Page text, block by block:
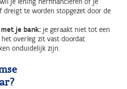
dreigt te worden stopgezet door de
je bank: je geraakt niet tot een
overleg zit vast doordat
onduidelijk zijn.